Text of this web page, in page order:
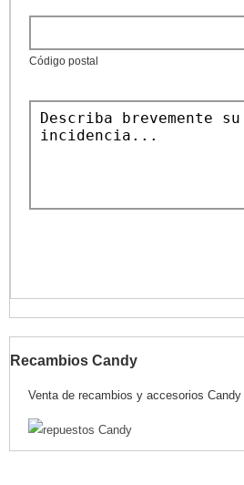
Código postal
Recambios Candy
Venta de recambios y accesorios Candy